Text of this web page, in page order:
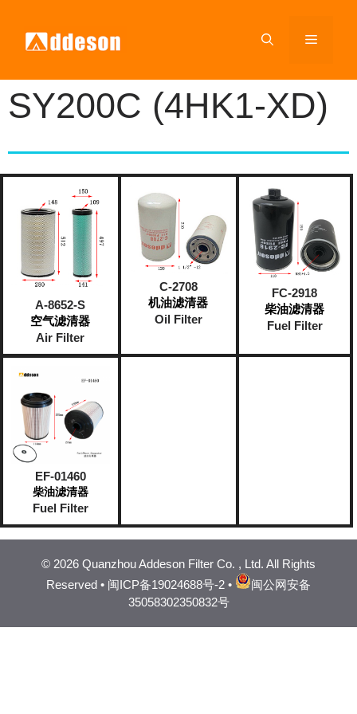
SY200C (4HK1-XD)
A-8652-S
空气滤清器
Air Filter
C-2708
机油滤清器
Oil Filter
FC-2918
柴油滤清器
Fuel Filter
EF-01460
柴油滤清器
Fuel Filter
© 2026 Quanzhou Addeson Filter Co. , Ltd. All Rights
Reserved • 闽ICP备19024688号-2 •
闽公网安备
35058302350832号